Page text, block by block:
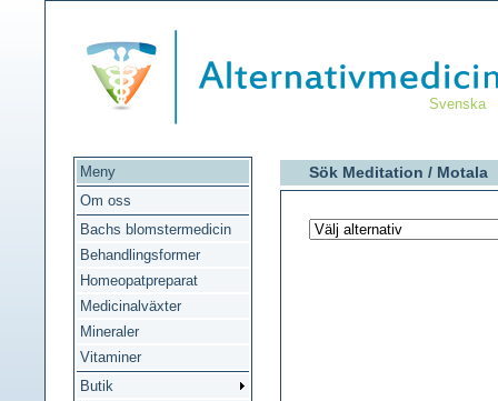
Svenska
Meny
Om oss
Bachs blomstermedicin
Behandlingsformer
Homeopatpreparat
Medicinalväxter
Mineraler
Vitaminer
Butik
Sök Meditation / Motala